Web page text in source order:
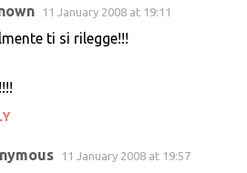
11 January 2008 at 19:11
ti si rilegge!!!
11 January 2008 at 19:57